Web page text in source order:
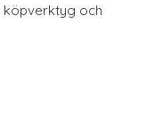
köpverktyg och